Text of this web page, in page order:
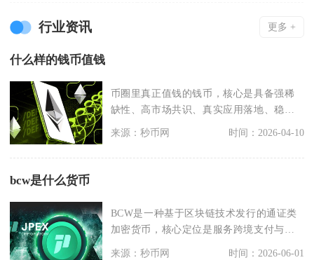
行业资讯 更多 +
什么样的钱币值钱
币圈里真正值钱的钱币，核心是具备强稀
缺性、高市场共识、真实应用落地、稳健
代币经济学与高流动
来源：秒币网 时间：2026-04-10
bcw是什么货币
BCW是一种基于区块链技术发行的通证类
加密货币，核心定位是服务跨境支付与商
业流通场景的功能
来源：秒币网 时间：2026-06-01